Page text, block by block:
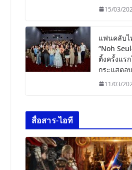
15/03/
แฟนคลับไ
“Noh
ติ้งครั้งแร
กระแสตอ
11/03/
สื่อสาร-ไอที